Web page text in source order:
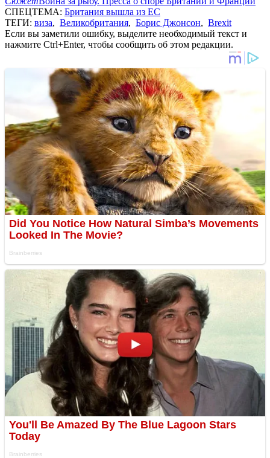
СПЕЦТЕМА: Британия вышла из ЕС
ТЕГИ: виза, Великобритания, Борис Джонсон, Brexit
Если вы заметили ошибку, выделите необходимый текст и
нажмите Ctrl+Enter, чтобы сообщить об этом редакции.